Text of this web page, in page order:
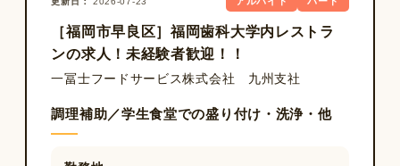
［福岡市早良区］福岡歯科大学内レストラ
ンの求人！未経験者歓迎！！
一冨士フードサービス株式会社 九州支社
調理補助／学生食堂での盛り付け・洗浄・他